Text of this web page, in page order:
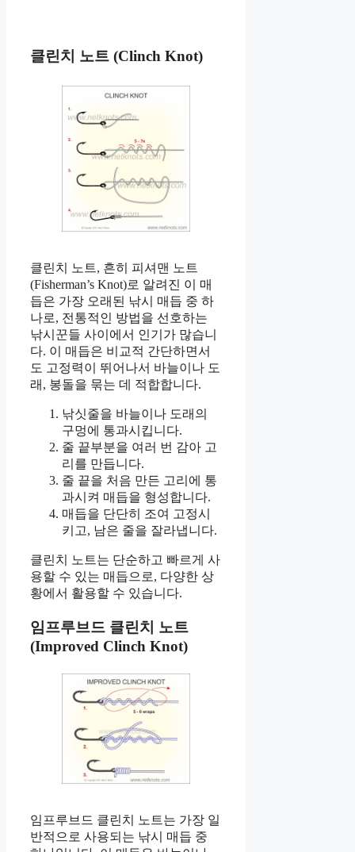
클린치 노트 (Clinch Knot)
클린치 노트, 흔히 피셔맨 노트
(Fisherman’s Knot)로 알려진 이 매
듭은 가장 오래된 낚시 매듭 중 하
나로, 전통적인 방법을 선호하는
낚시꾼들 사이에서 인기가 많습니
다. 이 매듭은 비교적 간단하면서
도 고정력이 뛰어나서 바늘이나 도
래, 봉돌을 묶는 데 적합합니다.
낚싯줄을 바늘이나 도래의
구멍에 통과시킵니다.
줄 끝부분을 여러 번 감아 고
리를 만듭니다.
줄 끝을 처음 만든 고리에 통
과시켜 매듭을 형성합니다.
매듭을 단단히 조여 고정시
키고, 남은 줄을 잘라냅니다.
클린치 노트는 단순하고 빠르게 사
용할 수 있는 매듭으로, 다양한 상
황에서 활용할 수 있습니다.
임프루브드 클린치 노트
(Improved Clinch Knot)
임프루브드 클린치 노트는 가장 일
반적으로 사용되는 낚시 매듭 중